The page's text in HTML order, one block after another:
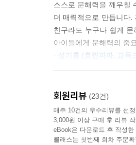
초등 교과 연계표
1. 낱말이 한눈에 보여요!
[1·2학년 국어] 글자, 낱
2. 왜 소리 내서 정확하게
[1·2학년 국어] 소리와
[1·2학년 국어] 문장과
[1·2학년 국어] 느낌과
스스로 문해력을 깨우칠
더 매력적으로 만듭니다
친구라도 누구나 쉽게
아이들에게 문해력의 중
- 성기홍 (효린파파, 교
문해력의 중요성을 깨닫
되는 것은 물론, 나의
키우는 일입니다. 그리고
- 해피이선생(이상학) (선
회원리뷰 (23건)
매주 10건의 우수리뷰를 선
3,000원 이상 구매 후 리뷰
eBook은 다운로드 후 작성
클래스는 첫번째 회차 주문